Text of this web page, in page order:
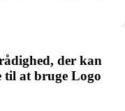
der kan
til at bruge Logo